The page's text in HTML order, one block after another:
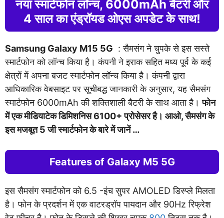
नया स्मार्टफोन लॉन्च, 6000mAh बैटरी और
4 साल का एंड्रॉयड ओएस अपडेट के साथ!
Samsung Galaxy M15 5G : सैमसंग ने चुपके से इस सस्ते
स्मार्टफोन को लॉन्च किया है। कंपनी ने इराक सहित मध्य पूर्व के कई
क्षेत्रों में अपना बजट स्मार्टफोन लॉन्च किया है। कंपनी द्वारा
आधिकारिक वेबसाइट पर सूचीबद्ध जानकारी के अनुसार, यह सैमसंग
स्मार्टफोन 6000mAh की शक्तिशाली बैटरी के साथ आता है।फोन
में एक मीडियाटेक डिमिशनिस 6100+ प्रोसेसर है। आओ, सैमसंग के
इस मजबूत 5 जी स्मार्टफोन के बारे में जानें …
Features of Galaxy M5 5G
इस सैमसंग स्मार्टफोन को 6.5 -इंच सुपर AMOLED डिस्प्ले मिलता
है। फोन के प्रदर्शन में एक वाटरड्रॉप पायदान और 90Hz रिफ्रेश